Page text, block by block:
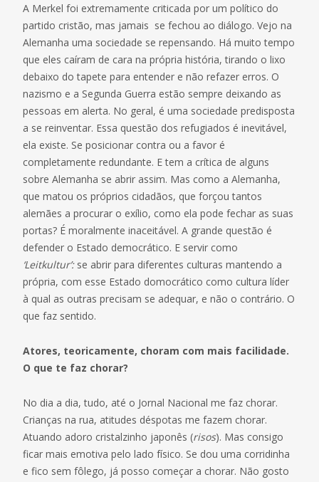
A Merkel foi extremamente criticada por um político do
partido cristão, mas jamais se fechou ao diálogo. Vejo na
Alemanha uma sociedade se repensando. Há muito tempo
que eles caíram de cara na própria história, tirando o lixo
debaixo do tapete para entender e não refazer erros. O
nazismo e a Segunda Guerra estão sempre deixando as
pessoas em alerta. No geral, é uma sociedade predisposta
a se reinventar. Essa questão dos refugiados é inevitável,
ela existe. Se posicionar contra ou a favor é
completamente redundante. E tem a crítica de alguns
sobre Alemanha se abrir assim. Mas como a Alemanha,
que matou os próprios cidadãos, que forçou tantos
alemães a procurar o exílio, como ela pode fechar as suas
portas? É moralmente inaceitável. A grande questão é
defender o Estado democrático. E servir como
‘Leitkultur’: se abrir para diferentes culturas mantendo a
própria, com esse Estado domocrático como cultura líder
à qual as outras precisam se adequar, e não o contrário. O
que faz sentido.
Atores, teoricamente, choram com mais facilidade.
O que te faz chorar?
No dia a dia, tudo, até o Jornal Nacional me faz chorar.
Crianças na rua, atitudes déspotas me fazem chorar.
Atuando adoro cristalzinho japonês (risos). Mas consigo
ficar mais emotiva pelo lado físico. Se dou uma corridinha
e fico sem fôlego, já posso começar a chorar. Não gosto